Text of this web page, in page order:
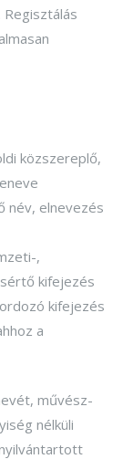
közszereplő,
név, elnevezés
,
kifejezés
kifejezés
a
művész-
nélküli